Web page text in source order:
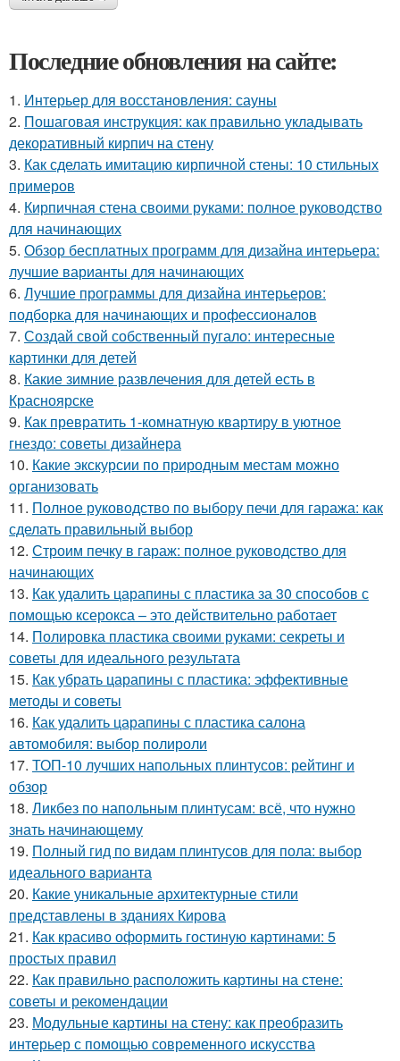
Последние обновления на сайте:
1. Интерьер для восстановления: сауны
2. Пошаговая инструкция: как правильно укладывать
декоративный кирпич на стену
3. Как сделать имитацию кирпичной стены: 10 стильных
примеров
4. Кирпичная стена своими руками: полное руководство
для начинающих
5. Обзор бесплатных программ для дизайна интерьера:
лучшие варианты для начинающих
6. Лучшие программы для дизайна интерьеров:
подборка для начинающих и профессионалов
7. Создай свой собственный пугало: интересные
картинки для детей
8. Какие зимние развлечения для детей есть в
Красноярске
9. Как превратить 1-комнатную квартиру в уютное
гнездо: советы дизайнера
10. Какие экскурсии по природным местам можно
организовать
11. Полное руководство по выбору печи для гаража: как
сделать правильный выбор
12. Строим печку в гараж: полное руководство для
начинающих
13. Как удалить царапины с пластика за 30 способов с
помощью ксерокса – это действительно работает
14. Полировка пластика своими руками: секреты и
советы для идеального результата
15. Как убрать царапины с пластика: эффективные
методы и советы
16. Как удалить царапины с пластика салона
автомобиля: выбор полироли
17. ТОП-10 лучших напольных плинтусов: рейтинг и
обзор
18. Ликбез по напольным плинтусам: всё, что нужно
знать начинающему
19. Полный гид по видам плинтусов для пола: выбор
идеального варианта
20. Какие уникальные архитектурные стили
представлены в зданиях Кирова
21. Как красиво оформить гостиную картинами: 5
простых правил
22. Как правильно расположить картины на стене:
советы и рекомендации
23. Модульные картины на стену: как преобразить
интерьер с помощью современного искусства